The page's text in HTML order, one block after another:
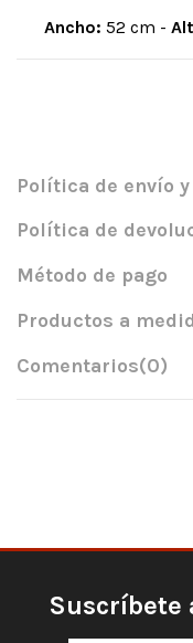
Ancho: 52 cm -
Política de envío
Política de
Método de pago
Productos a
Comentarios(0)
Suscríbete